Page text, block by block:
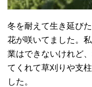
冬を耐えて生き延び
花が咲いてました。
業はできないけれど
てくれて草刈りや支
した。